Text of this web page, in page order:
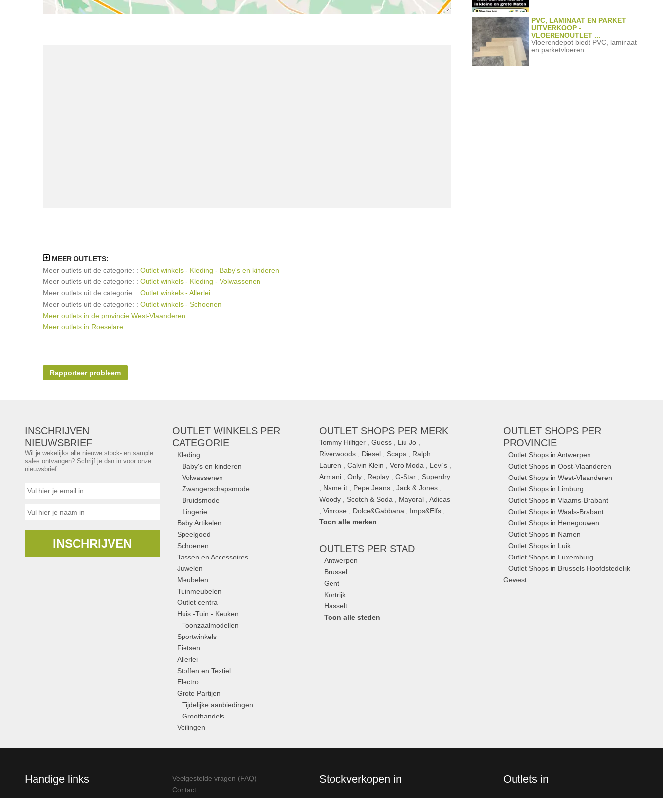
MEER OUTLETS:
Meer outlets uit de categorie: : Outlet winkels - Kleding - Baby's en kinderen
Meer outlets uit de categorie: : Outlet winkels - Kleding - Volwassenen
Meer outlets uit de categorie: : Outlet winkels - Allerlei
Meer outlets uit de categorie: : Outlet winkels - Schoenen
Meer outlets in de provincie West-Vlaanderen
Meer outlets in Roeselare
Rapporteer probleem
PVC, LAMINAAT EN PARKET
UITVERKOOP -
VLOERENOUTLET ...
Vloerendepot biedt PVC, laminaat
en parketvloeren ...
INSCHRIJVEN
NIEUWSBRIEF
Wil je wekelijks alle nieuwe stock- en sample
sales ontvangen? Schrijf je dan in voor onze
nieuwsbrief.
INSCHRIJVEN
OUTLET WINKELS PER
CATEGORIE
Kleding
Baby's en kinderen
Volwassenen
Zwangerschapsmode
Bruidsmode
Lingerie
Baby Artikelen
Speelgoed
Schoenen
Tassen en Accessoires
Juwelen
Meubelen
Tuinmeubelen
Outlet centra
Huis -Tuin - Keuken
Toonzaalmodellen
Sportwinkels
Fietsen
Allerlei
Stoffen en Textiel
Electro
Grote Partijen
Tijdelijke aanbiedingen
Groothandels
Veilingen
OUTLET SHOPS PER MERK
Tommy Hilfiger ,Guess Liu Jo
Riverwoods
Diesel Scapa
Ralph
Lauren ,Calvin Klein ,Vero Moda Levi's
Armani ,Only Replay ,G-Star
Superdry
Name it Pepe Jeans ,Jack & Jones
Woody
Scotch & Soda Mayoral ,Adidas
,Vinrose Dolce&Gabbana Imps&Elfs
Toon alle merken
OUTLETS PER STAD
Antwerpen
Brussel
Gent
Kortrijk
Hasselt
Toon alle steden
OUTLET SHOPS PER
PROVINCIE
Outlet Shops in Antwerpen
Outlet Shops in Oost-Vlaanderen
Outlet Shops in West-Vlaanderen
Outlet Shops in Limburg
Outlet Shops in Vlaams-Brabant
Outlet Shops in Waals-Brabant
Outlet Shops in Henegouwen
Outlet Shops in Namen
Outlet Shops in Luik
Outlet Shops in Luxemburg
Outlet Shops in Brussels Hoofdstedelijk
Gewest
Handige links
Veelgestelde vragen (FAQ)
Contact
Stockverkopen in Outlets in